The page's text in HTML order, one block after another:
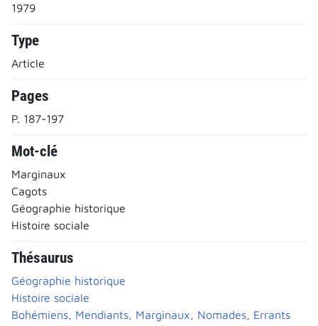
1979
Type
Article
Pages
P. 187-197
Mot-clé
Marginaux
Cagots
Géographie historique
Histoire sociale
Thésaurus
Géographie historique
Histoire sociale
Bohémiens, Mendiants, Marginaux, Nomades, Errants